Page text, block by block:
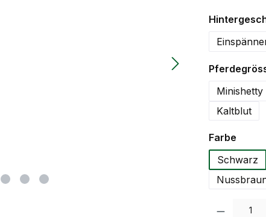
Minishetty
Kaltblut
Farbe
Schwarz
Produkt